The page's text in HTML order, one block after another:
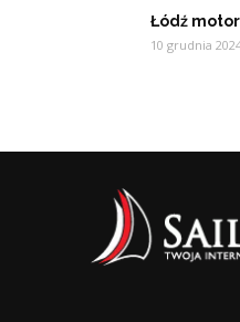
Łódź
10 grudnia